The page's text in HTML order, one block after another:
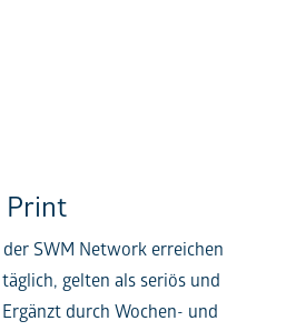
Print
der SWM Network erreichen
gelten als seriös und
durch Wochen- und